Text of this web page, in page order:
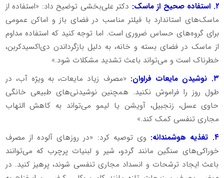
۲. استفاده صحیح از ماسک:
دکتر علی‌بخشی توضیح داد: «استفاده از
ماسک‌های استاندارد با فیلتر مناسب در فضای باز و اماکن عمومی
برای گروه‌های حساس ضروری است. اما توجه کنید که استفاده مداوم
از ماسک در فضای بسته و خانه، به دلیل بازگرداندن دی‌اکسیدکربن،
خطرناک است و می‌تواند باعث تشدید مشکلات شود.»
۳. نوشیدن مایعات فراوان:
«مصرف زیاد مایعات، به ویژه آب، در
طول روز را فراموش نکنید. همچنین نوشیدنی‌های طبیعی خانگی
حاوی عسل، زنجبیل، آویشن یا لیمو می‌تواند به کاهش التهاب
مجاری تنفسی کمک کند.»
۴. تغذیه هوشمندانه:
وی توصیه کرد: «در روزهای آلوده از مصرف
خوراکی‌های سنگین مانند گردو، شیر و لبنیات پرچرب که می‌توانند
باعث ایجاد ترشحات و انسداد مجاری تنفسی شوند، پرهیز کنید. در